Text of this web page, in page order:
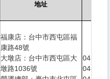
地址
福康店：台中市西屯區福
康路48號
大墩店：台中市西屯區大
墩路1036號
04-
04-